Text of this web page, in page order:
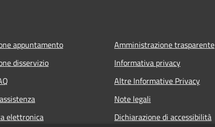
appuntamento
disservizio
elettronica
Amministrazione trasparente
Informativa privacy
Altre Informative Privacy
Note legali
Dichiarazione di accessibilità